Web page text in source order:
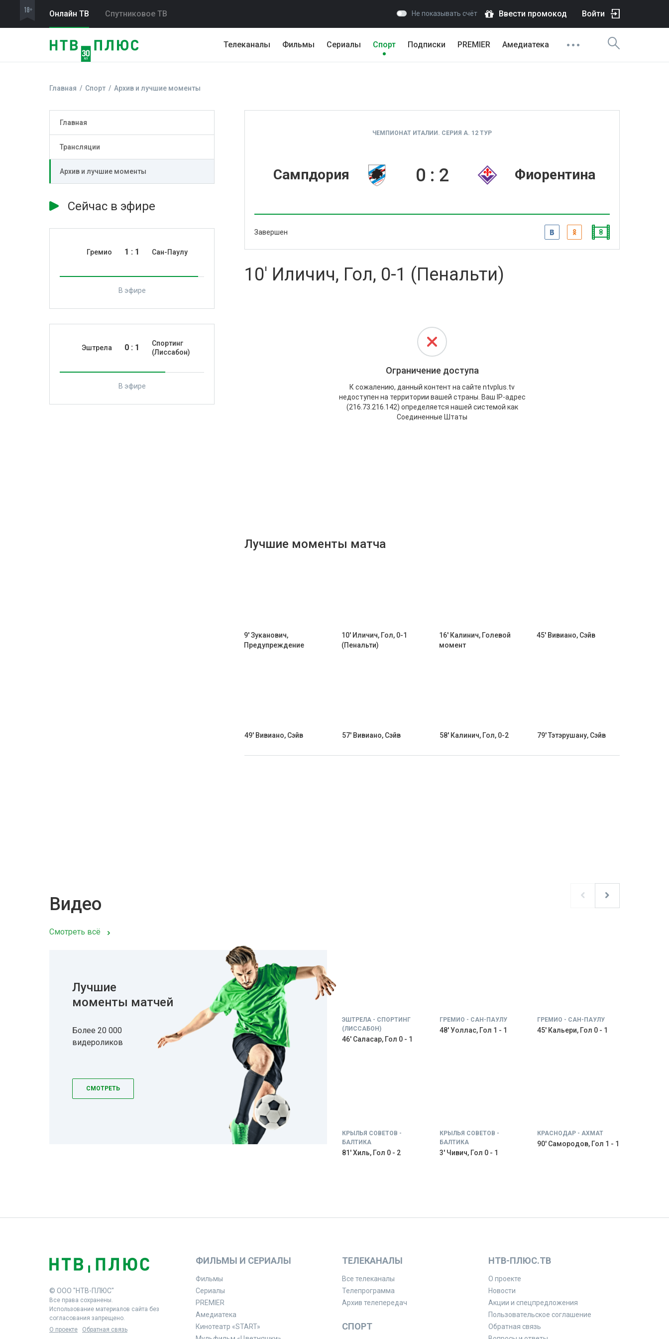
Онлайн ТВ Спутниковое ТВ Не показывать счёт Ввести промокод Войти
Телеканалы Фильмы Сериалы Спорт Подписки PREMIER Амедиатека
Главная Спорт Архив и лучшие моменты
Главная
Трансляции
Архив и лучшие моменты
Сейчас в эфире
Гремио Сан-Паулу
1 : 1
В эфире
Эштрела
Спортинг
(Лиссабон)
0 : 1
В эфире
ЧЕМПИОНАТ ИТАЛИИ. СЕРИЯ А. 12 ТУР
Сампдория Фиорентина
0 : 2
Завершен 8
10' Иличич, Гол, 0-1 (Пенальти)
Лучшие моменты матча
9' Зуканович,
Предупреждение
10' Иличич, Гол, 0-1
(Пенальти)
16' Калинич, Голевой
момент
45' Вивиано, Сэйв
49' Вивиано, Сэйв 57' Вивиано, Сэйв 58' Калинич, Гол, 0-2 79' Тэтэрушану, Сэйв
Видео
Смотреть всё
Лучшие
моменты матчей
Более 20 000
видероликов
СМОТРЕТЬ
ЭШТРЕЛА - СПОРТИНГ
(ЛИССАБОН)
46' Саласар, Гол 0 - 1
ГРЕМИО - САН-ПАУЛУ
48' Уоллас, Гол 1 - 1
ГРЕМИО - САН-ПАУЛУ
45' Кальери, Гол 0 - 1
КРЫЛЬЯ СОВЕТОВ -
БАЛТИКА
81' Хиль, Гол 0 - 2
КРЫЛЬЯ СОВЕТОВ -
БАЛТИКА
3' Чивич, Гол 0 - 1
КРАСНОДАР - АХМАТ
90' Самородов, Гол 1 - 1
© ООО "НТВ-ПЛЮС"
Все права сохранены.
Использование материалов сайта без
согласования запрещено.
О проекте
Обратная связь
ФИЛЬМЫ И СЕРИАЛЫ
Фильмы
Сериалы
PREMIER
Амедиатека
Кинотеатр «START»
ТЕЛЕКАНАЛЫ
Все телеканалы
Телепрограмма
Архив телепередач
СПОРТ
НТВ-ПЛЮС.ТВ
О проекте
Новости
Акции и спецпредложения
Пользовательское соглашение
Обратная связь